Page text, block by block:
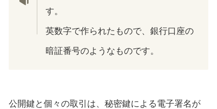
す。
英数字で作られたもので、銀行口座の
暗証番号のようなものです。
公開鍵と個々の取引は、秘密鍵による電子署名が